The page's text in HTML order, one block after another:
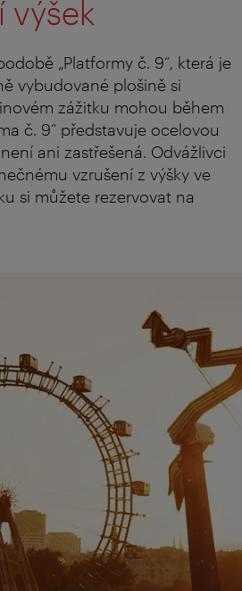
výšek
„Platformy č. 9“, která je
vybudované plošině si
zážitku mohou během
č. 9“ představuje ocelovou
ani zastřešená. Odvážlivci
vzrušení z výšky ve
si můžete rezervovat na